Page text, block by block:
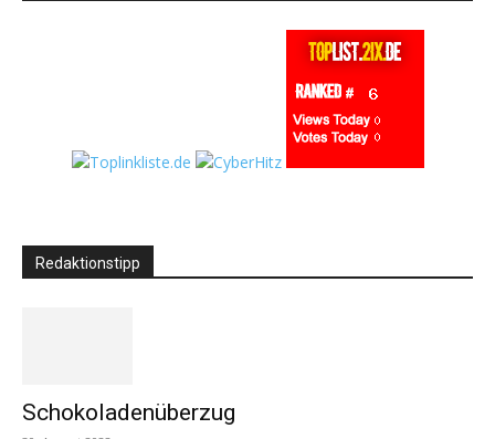
Redaktionstipp
Schokoladenüberzug